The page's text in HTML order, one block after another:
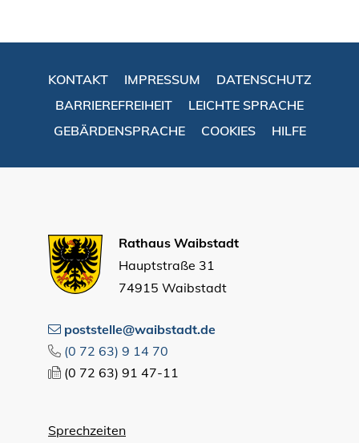
KONTAKT IMPRESSUM
DATENSCHUTZ
BARRIEREFREIHEIT
LEICHTE SPRACHE
GEBÄRDENSPRACHE
COOKIES HILFE
Rathaus Waibstadt
Hauptstraße 31
74915 Waibstadt
poststelle@waibstadt.de
(0 72 63) 9 14 70
(0 72 63) 91 47-11
Sprechzeiten